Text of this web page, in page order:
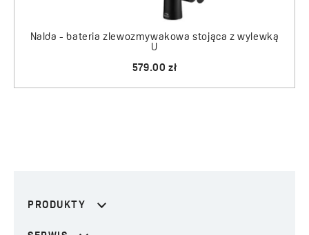
Nalda - bateria zlewozmywakowa stojąca z wylewką
U
579.00 zł
PRODUKTY